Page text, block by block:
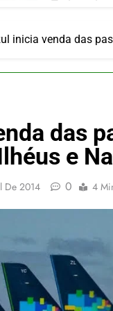
Turismo
Hotel
Executivo
5 De Agosto De
Azul
5 De Agosto
inicia venda das
das
e
De 2014 0 4